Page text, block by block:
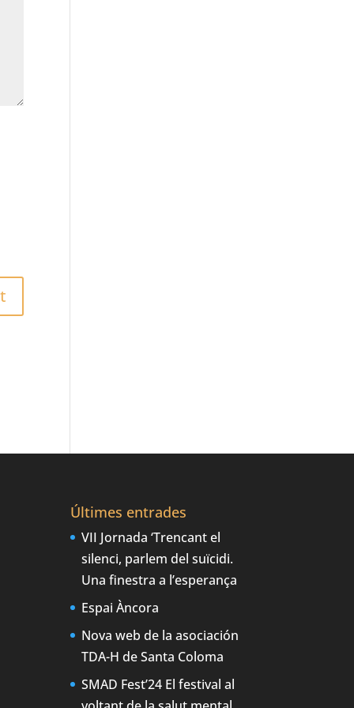
Últimes entrades
VII Jornada ‘Trencant el
silenci, parlem del suïcidi.
Una finestra a l’esperança
Espai Àncora
Nova web de la asociación
TDA-H de Santa Coloma
SMAD Fest’24 El festival al